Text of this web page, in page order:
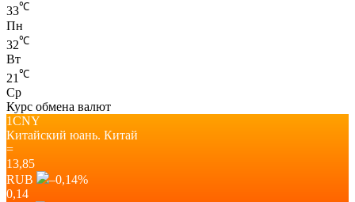
33℃
Пн
32℃
Вт
21℃
Ср
Курс обмена валют
1CNY
Китайский юань. Китай
=
13,85
RUB
–0,14%
0,14